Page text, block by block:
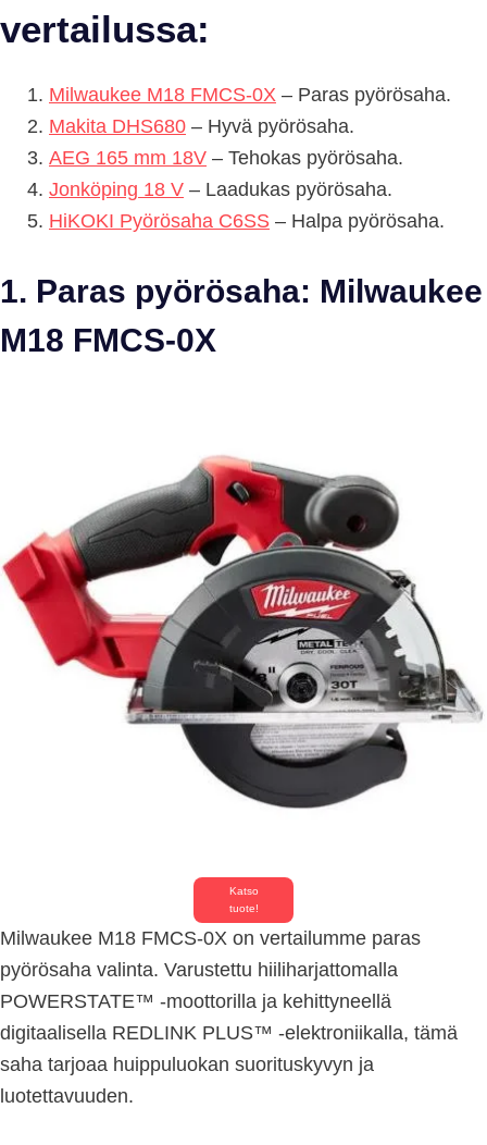
vertailussa:
Milwaukee M18 FMCS-0X – Paras pyörösaha.
Makita DHS680 – Hyvä pyörösaha.
AEG 165 mm 18V – Tehokas pyörösaha.
Jonköping 18 V – Laadukas pyörösaha.
HiKOKI Pyörösaha C6SS – Halpa pyörösaha.
1. Paras pyörösaha: Milwaukee
M18 FMCS-0X
Katso
tuote!
Milwaukee M18 FMCS-0X on vertailumme paras
pyörösaha valinta. Varustettu hiiliharjattomalla
POWERSTATE™ -moottorilla ja kehittyneellä
digitaalisella REDLINK PLUS™ -elektroniikalla, tämä
saha tarjoaa huippuluokan suorituskyvyn ja
luotettavuuden.